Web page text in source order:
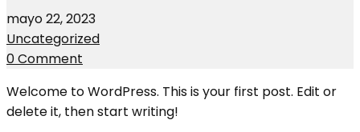
mayo 22, 2023
Uncategorized
0 Comment
Welcome to WordPress. This is your first post. Edit or
delete it, then start writing!